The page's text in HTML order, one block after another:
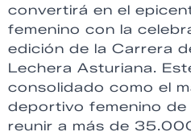
convertirá en el
femenino con la
edición de la Carrera
Lechera Asturiana.
consolidado como el
deportivo femenino de
reunir a más de